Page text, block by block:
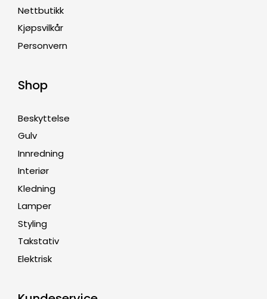
Nettbutikk
Kjøpsvilkår
Personvern
Shop
Beskyttelse
Gulv
Innredning
Interiør
Kledning
Lamper
Styling
Takstativ
Elektrisk